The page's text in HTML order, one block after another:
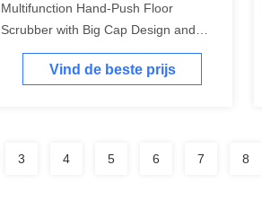
Multifunction Hand-Push Floor
Scrubber with Big Cap Design and
Additional Pressure System
Vind de beste prijs
3 4 5 6 7 8